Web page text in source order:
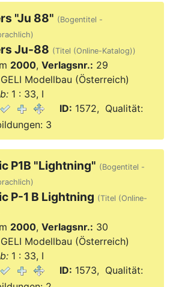
"Ju 88" (Bogentitel -
Ju-88 (Titel (Online-Katalog))
2000, Verlagsnr.: 29
Modellbau (Österreich)
1 : 33, I
ID: 1572, Qualität:
3
P1B "Lightning" (Bogentitel -
P-1 B Lightning (Titel (Online-
2000, Verlagsnr.: 30
Modellbau (Österreich)
1 : 33, I
ID: 1573, Qualität: